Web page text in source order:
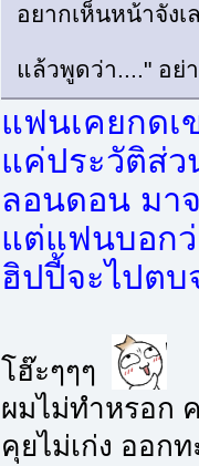
อยากเห็นหน้าจัง
แล้วพูดว่า...." อย่
แฟนเคยกดเ
แค่ประวัติส่ว
ลอนดอน มา
แต่แฟนบอกว่
ฮิปปี้จะไปตบ
โฮ๊ะๆๆๆ
ผมไม่ทำหรอก
คุยไม่เก่ง ออก